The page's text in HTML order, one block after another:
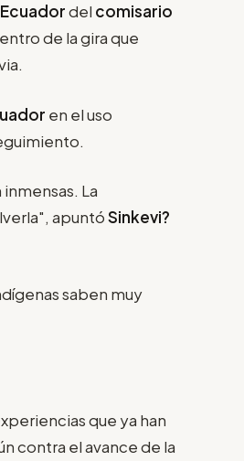
Ecuadordel comisario
de la gira que
en el uso
La
apuntóSinkevi?
saben muy
que ya han
contra el avance de la